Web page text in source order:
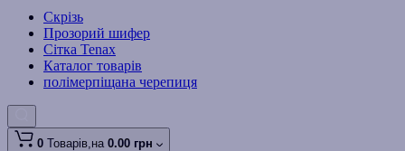
Скрізь
Прозорий шифер
Сітка Tenax
Каталог товарів
полімерпіщана черепиця
0 Товарів,на 0.00 грн